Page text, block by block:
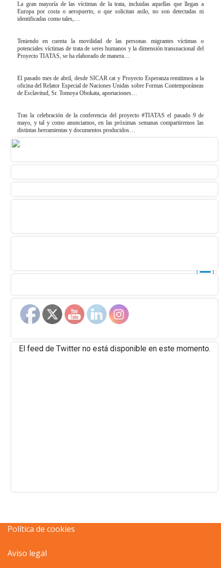
La gran mayoría de las víctimas de la trata, incluidas aquellas que llegan a
Europa por costa o aeropuerto, o que solicitan asilo, no son detectadas ni
identificadas como tales,…
Teniendo en cuenta la movilidad de las personas migrantes víctimas o
potenciales víctimas de trata de seres humanos y la dimensión transnacional del
Proyecto TIATAS, se ha elaborado de manera…
El pasado mes de abril, desde SICAR cat y Proyecto Esperanza remitimos a la
oficina del Relator Especial de Naciones Unidas sobre Formas Contemporáneas
de Esclavitud, Sr. Tomoya Obokata, aportaciones…
Tras la celebración de la conferencia del proyecto #TIATAS el pasado 9 de
mayo, y tal y como anunciamos, en las próximas semanas compartiremos las
distintas herramientas y documentos producidos…
El feed de Twitter no está disponible en este momento.
Política de cookies
Aviso legal